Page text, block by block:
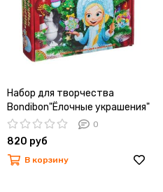
Набор для творчества
Bondibon"Ёлочные украшения"
0
820 руб
В корзину